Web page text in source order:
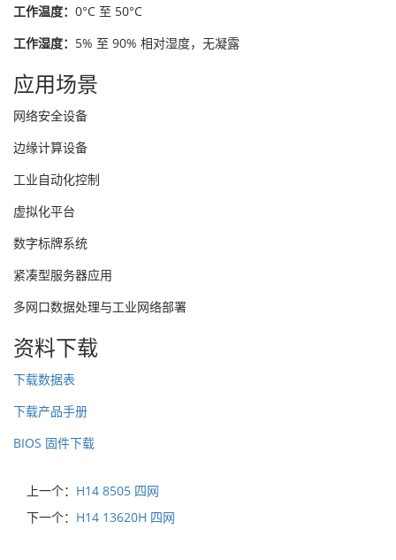
工作温度： 0°C 至 50°C
工作湿度： 5% 至 90% 相对湿度，无凝露
应用场景
网络安全设备
边缘计算设备
工业自动化控制
虚拟化平台
数字标牌系统
紧凑型服务器应用
多网口数据处理与工业网络部署
资料下载
下载数据表
下载产品手册
BIOS 固件下载
上一个： H14 8505 四网
下一个： H14 13620H 四网